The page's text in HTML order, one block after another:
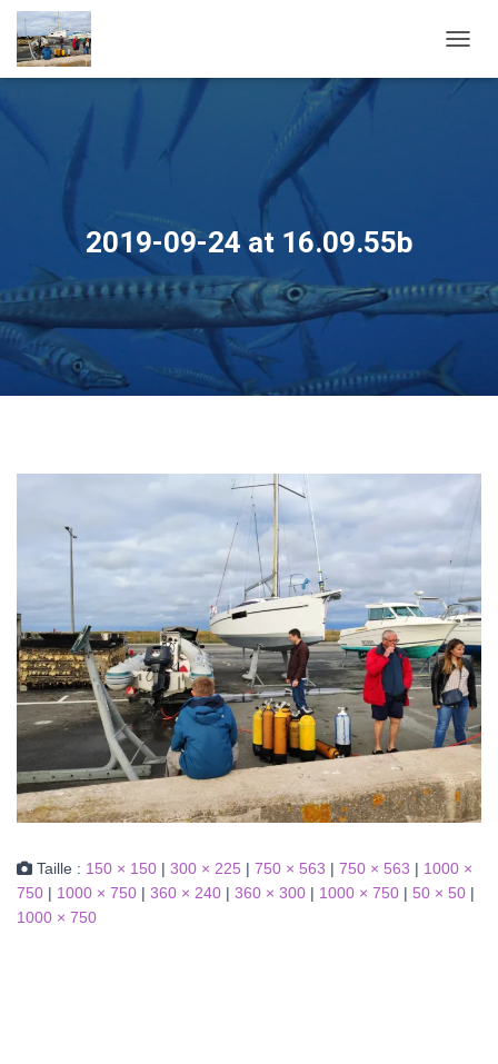
2019-09-24 at 16.09.55b
Taille : 150 × 150 | 300 × 225 | 750 × 563 | 750 × 563 | 1000 ×
750 | 1000 × 750 | 360 × 240 | 360 × 300 | 1000 × 750 | 50 × 50 |
1000 × 750